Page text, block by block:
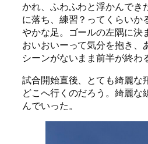
かれ、ふわふわと浮かんでき
に落ち、練習？ってくらいか
やかな足。ゴールの左隅に決
おいおいーって気分を抱き、
シーンがないまま前半が終わ
試合開始直後、とても綺麗な
どこへ行くのだろう。綺麗な
んでいった。